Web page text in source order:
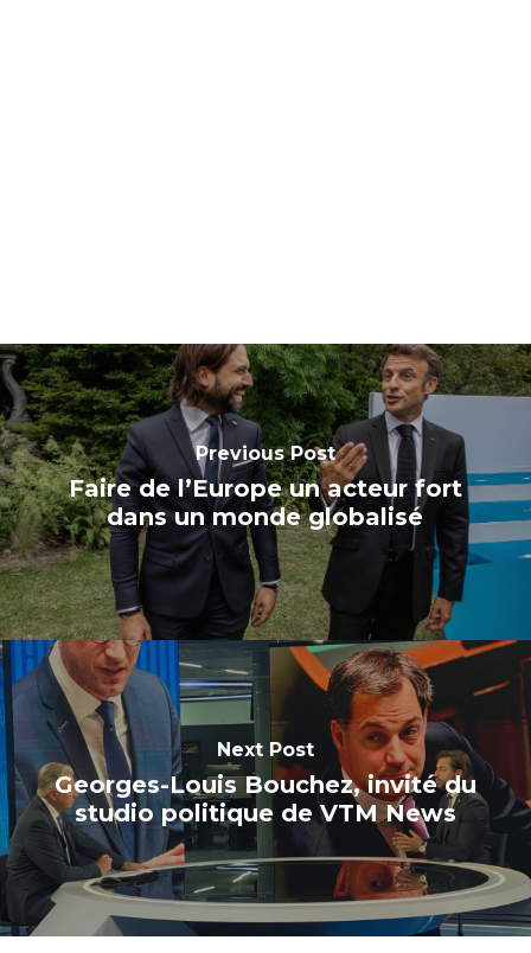
Previous Post
Faire de l’Europe un acteur fort
dans un monde globalisé
Next Post
Georges-Louis Bouchez, invité du
studio politique de VTM News